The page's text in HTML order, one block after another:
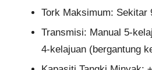
Tork Maksimum: Sekitar
Transmisi: Manual 5-
4-kelajuan (bergantung